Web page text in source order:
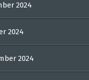
2024
2024
2024